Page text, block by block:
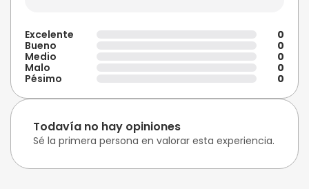
Excelente
0
Bueno
0
Medio
0
Malo
0
Pésimo
0
Todavía no hay opiniones
Sé la primera persona en valorar esta experiencia.